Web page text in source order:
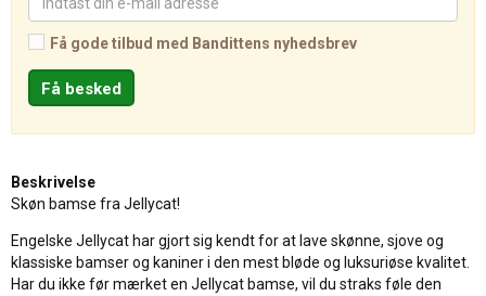
Få gode tilbud med Bandittens nyhedsbrev
Beskrivelse
Skøn bamse fra Jellycat!
Engelske Jellycat har gjort sig kendt for at lave skønne, sjove og
klassiske bamser og kaniner i den mest bløde og luksuriøse kvalitet.
Har du ikke før mærket en Jellycat bamse, vil du straks føle den